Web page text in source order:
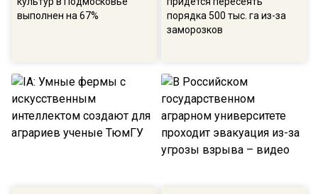
выполнен на 67%
порядка 500 тыс. га из-за
заморозков